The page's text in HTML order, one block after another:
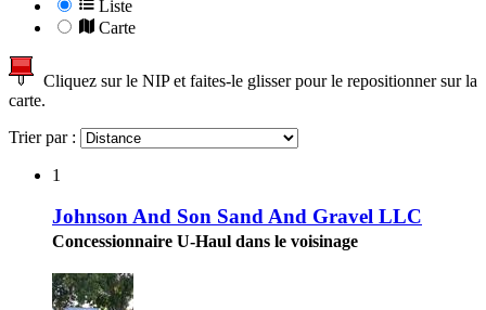
Liste
Carte
Cliquez sur le NIP et faites-le glisser pour le repositionner sur la
carte.
Trier par :
1
Johnson And Son Sand And Gravel LLC
Concessionnaire U-Haul dans le voisinage